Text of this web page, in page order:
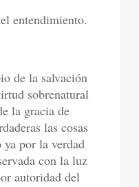
entendimiento.
de la salvación
sobrenatural
la gracia de
las cosas
ya por la verdad
con la luz
autoridad del